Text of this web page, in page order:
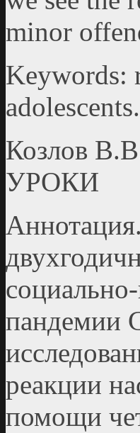
minor
Keywords:
adolescents.
Козлов
УРОКИ
пандемии
реакции
помощи